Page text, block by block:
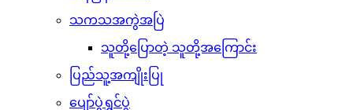
သကသအကွဲအပြဲ
သူတို့ပြောတဲ့ သူတို့အကြောင်း
ပြည်သူ့အကျိုးပြု
ပျော်ပွဲရွှင်ပွဲ